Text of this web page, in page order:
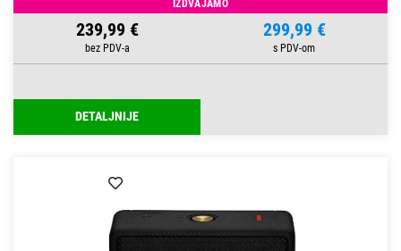
IZDVAJAMO
239,99 € 299,99 €
DETALJNIJE